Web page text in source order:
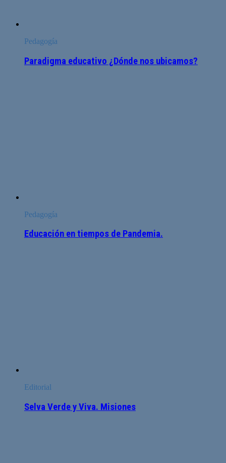
Pedagogía
Paradigma educativo ¿Dónde nos ubicamos?
Pedagogía
Educación en tiempos de Pandemia.
Editorial
Selva Verde y Viva. Misiones